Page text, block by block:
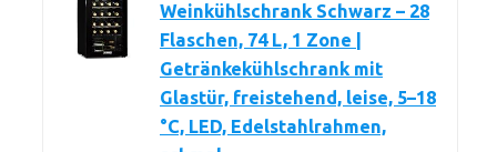
Weinkühlschrank Schwarz – 28
Flaschen, 74 L, 1 Zone |
Getränkekühlschrank mit
Glastür, freistehend, leise, 5–18
°C, LED, Edelstahlrahmen,